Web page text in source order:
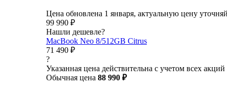
Цена обновлена 1 января, актуальную цену
99 990 ₽
Нашли дешевле?
MacBook Neo 8/512GB Citrus
71 490 ₽
?
Указанная цена действительна с учетом всех акций
Обычная цена 88 990 ₽